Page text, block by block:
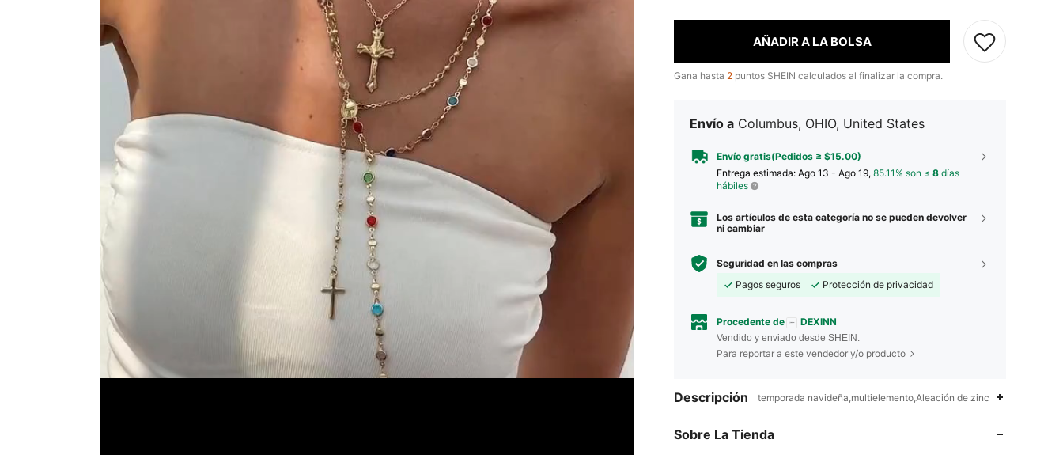
AÑADIR A LA BOLSA
Gana hasta 2 puntos SHEIN calculados al finalizar la compra.
Envío a Columbus, OHIO, United States
Envío gratis(Pedidos ≥ $15.00)
Entrega estimada: Ago 13 - Ago 19, 85.11% son ≤ 8 días
hábiles
Los artículos de esta categoría no se pueden devolver
ni cambiar
Seguridad en las compras
Pagos seguros
Protección de privacidad
Procedente de DEXINN
Vendido y enviado desde SHEIN.
Para reportar a este vendedor y/o producto
Descripción temporada navideña,multielemento,Aleación de zinc
Sobre La Tienda
4.84